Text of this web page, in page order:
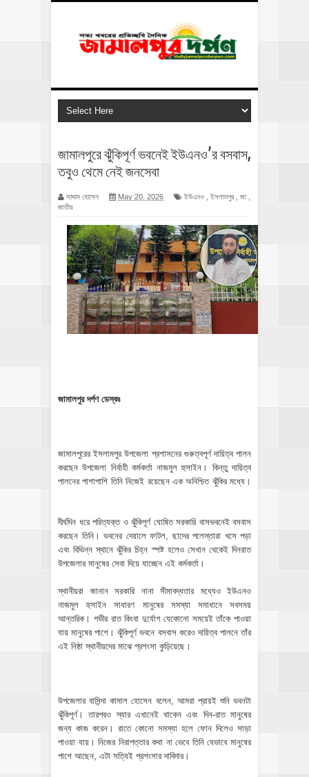
জামালপুরে ঝুঁকিপূর্ণ ভবনেই ইউএনও’র বসবাস,
তবুও থেমে নেই জনসেবা
সাদ্দাম হোসেন May 20, 2026 ইউএনও ইসলামপুর জা
জাতীয়
জামালপুর দর্পণ ডেস্কঃ
জামালপুরের ইসলামপুর উপজেলা প্রশাসনের গুরুত্বপূর্ণ দায়িত্ব পালন
করছেন উপজেলা নির্বাহী কর্মকর্তা নাজমুল হুসাইন। কিন্তু দায়িত্ব
পালনের পাশাপাশি তিনি নিজেই রয়েছেন এক অনিশ্চিত ঝুঁকির মধ্যে।
দীর্ঘদিন ধরে পরিত্যক্ত ও ঝুঁকিপূর্ণ ঘোষিত সরকারি বাসভবনেই বসবাস
করছেন তিনি। ভবনের দেয়ালে ফাটল, ছাদের পলেস্তারা খসে পড়া
এবং বিভিন্ন স্থানে ঝুঁকির চিহ্ন স্পষ্ট হলেও সেখান থেকেই দিনরাত
উপজেলার মানুষের সেবা দিয়ে যাচ্ছেন এই কর্মকর্তা।
স্থানীয়রা জানান সরকারি নানা সীমাবদ্ধতার মধ্যেও ইউএনও
নাজমুল হুসাইন সাধারণ মানুষের সমস্যা সমাধানে সবসময়
আন্তরিক। গভীর রাত কিংবা দুর্যোগ যেকোনো সময়েই তাঁকে পাওয়া
যায় মানুষের পাশে। ঝুঁকিপূর্ণ ভবনে বসবাস করেও দায়িত্ব পালনে তাঁর
এই নিষ্ঠা স্থানীয়দের মাঝে প্রশংসা কুড়িয়েছে।
উপজেলার বাসিন্দা কামাল হোসেন বলেন, আমরা প্রায়ই শুনি ভবনটা
ঝুঁকিপূর্ণ। তারপরও স্যার এখানেই থাকেন এবং দিন-রাত মানুষের
জন্য কাজ করেন। রাতে কোনো সমস্যা হলে ফোন দিলেও সাড়া
পাওয়া যায়। নিজের নিরাপত্তার কথা না ভেবে তিনি যেভাবে মানুষের
পাশে আছেন, এটা সত্যিই প্রশংসার দাবিদার।